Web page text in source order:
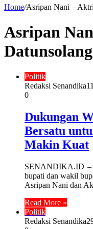
Home/Asripan Nani –
Asripan
Datunsolang
Politik
Redaksi Senandika
0
Dukungan
Bersatu
Makin Kuat
SENANDIKA.ID –
bupati dan wakil
Asripan Nani dan
Read More »
Politik
Redaksi Senandika